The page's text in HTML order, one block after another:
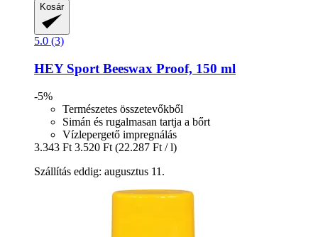
Kosár
5.0 (3)
HEY Sport Beeswax Proof, 150 ml
-5%
Természetes összetevőkből
Simán és rugalmasan tartja a bőrt
Vízlepergető impregnálás
3.343 Ft 3.520 Ft (22.287 Ft / l)
Szállítás eddig: augusztus 11.